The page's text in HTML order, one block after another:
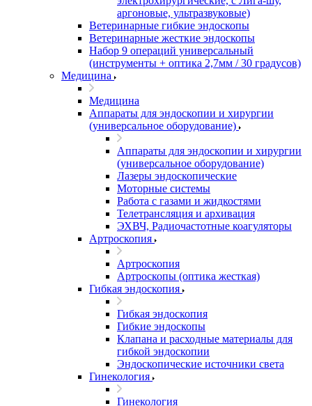
аргоновые, ультразвуковые)
Ветеринарные гибкие эндоскопы
Ветеринарные жесткие эндоскопы
Набор 9 операций универсальный
(инструменты + оптика 2,7мм / 30 градусов)
Медицина
Медицина
Аппараты для эндоскопии и хирургии
(универсальное оборудование)
Аппараты для эндоскопии и хирургии
(универсальное оборудование)
Лазеры эндоскопические
Моторные системы
Работа с газами и жидкостями
Телетрансляция и архивация
ЭХВЧ, Радиочастотные коагуляторы
Артроскопия
Артроскопия
Артроскопы (оптика жесткая)
Гибкая эндоскопия
Гибкая эндоскопия
Гибкие эндоскопы
Клапана и расходные материалы для
гибкой эндоскопии
Эндоскопические источники света
Гинекология
Гинекология